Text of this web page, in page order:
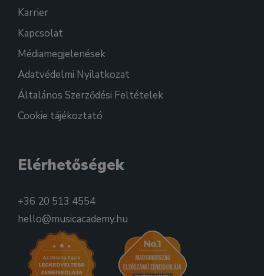
Karrier
Kapcsolat
Médiamegjelenések
Adatvédelmi Nyilatkozat
Általános Szerződési Feltételek
Cookie tájékoztató
Elérhetőségek
+36 20 513 4554
hello@musicacademy.hu